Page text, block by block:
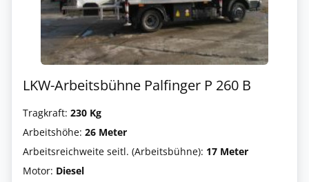
LKW-Arbeitsbühne Palfinger P 260 B
Tragkraft: 230 Kg
Arbeitshöhe: 26 Meter
Arbeitsreichweite seitl. (Arbeitsbühne): 17 Meter
Motor: Diesel